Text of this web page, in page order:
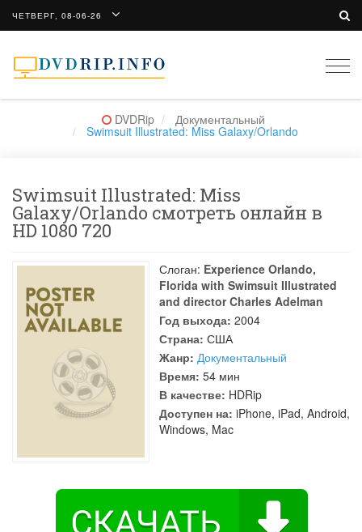
ЧЕТВЕРГ, 08-06-26
DVDRip Документальный
Swimsuit Illustrated: Miss Galaxy/Orlando
Swimsuit Illustrated: Miss
Galaxy/Orlando смотреть онлайн в
HD 1080 720
Слоган: Experience Orlando,
Florida with Swimsuit Illustrated
and director Charles Adelman
Год выхода: 2004
Страна: США
Жанр: Документальный
Время: 54 мин
В качестве: HDRip
Доступен на: iPhone, iPad, Android,
Windows, Mac